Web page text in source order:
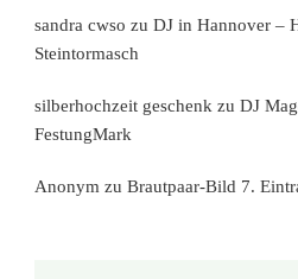
sandra cwso zu DJ in Hannover –
Steintormasch
silberhochzeit geschenk zu DJ
FestungMark
Anonym zu Brautpaar-Bild 7.